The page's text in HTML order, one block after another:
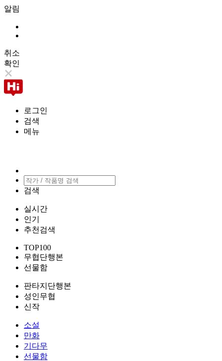
알림
취소
확인
로그인
검색
메뉴
검색
실시간
인기
추천검색
TOP100
무협단행본
선물함
판타지단행본
성인무협
신작
소설
만화
기다무
선물함